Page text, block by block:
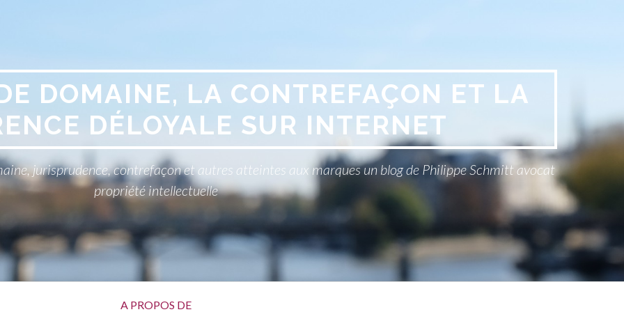
DOMAINE, LA CONTREFAÇON ET LA
DÉLOYALE SUR INTERNET
jurisprudence, contrefaçon et autres atteintes aux marques un blog de Philippe Schmitt avocat
propriété intellectuelle
A PROPOS DE